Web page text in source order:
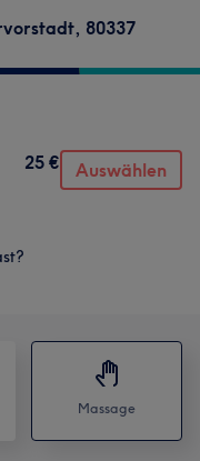
, 80337
25 € Auswählen
Massage